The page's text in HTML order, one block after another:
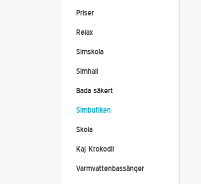
Priser
Relax
Simskola
Simhall
Bada säkert
Simbutiken
Skola
Kaj Krokodil
Varmvattenbassänger